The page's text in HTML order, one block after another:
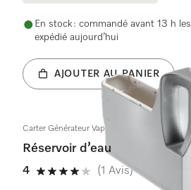
En stock : commandé avant 13 h
expédié aujourd’hui
AJOUTER AU PANIER
Carter Générateur Vapeur 2,2KW/230V IRCA
Réservoir d’eau
4
4 étoiles sur 5
(1 Avis)